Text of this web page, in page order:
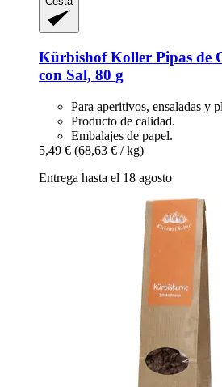
Kürbishof Koller Pipas de
con Sal, 80 g
Para aperitivos, ensaladas y
Producto de calidad.
Embalajes de papel.
5,49 € (68,63 € / kg)
Entrega hasta el 18 agosto